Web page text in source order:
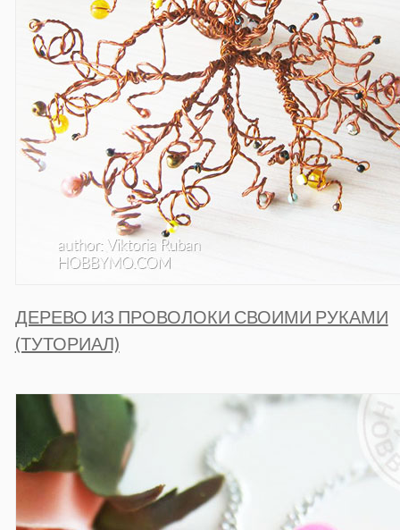
ДЕРЕВО ИЗ ПРОВОЛОКИ СВОИМИ РУКАМИ
(ТУТОРИАЛ)